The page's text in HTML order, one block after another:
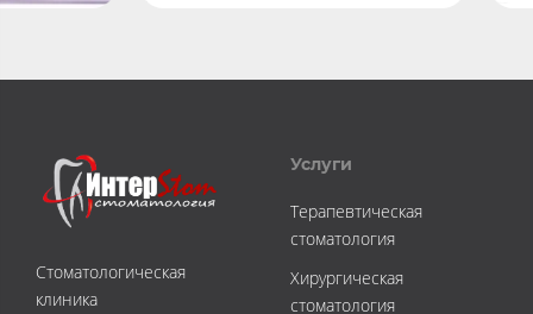
Стоматологическая
клиника
Услуги
Терапевтическая
стоматология
Хирургическая
стоматология